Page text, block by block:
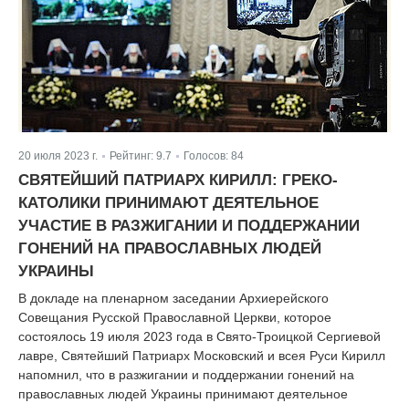
20 июля 2023 г. Рейтинг: 9.7 Голосов: 84
СВЯТЕЙШИЙ ПАТРИАРХ КИРИЛЛ: ГРЕКО-
КАТОЛИКИ ПРИНИМАЮТ ДЕЯТЕЛЬНОЕ
УЧАСТИЕ В РАЗЖИГАНИИ И ПОДДЕРЖАНИИ
ГОНЕНИЙ НА ПРАВОСЛАВНЫХ ЛЮДЕЙ
УКРАИНЫ
В докладе на пленарном заседании Архиерейского
Совещания Русской Православной Церкви, которое
состоялось 19 июля 2023 года в Свято-Троицкой Сергиевой
лавре, Святейший Патриарх Московский и всея Руси Кирилл
напомнил, что в разжигании и поддержании гонений на
православных людей Украины принимают деятельное